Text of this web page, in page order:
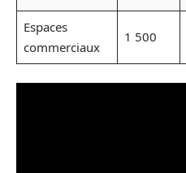
Espaces
commerciaux
1 500